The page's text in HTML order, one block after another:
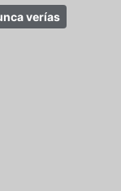
verías